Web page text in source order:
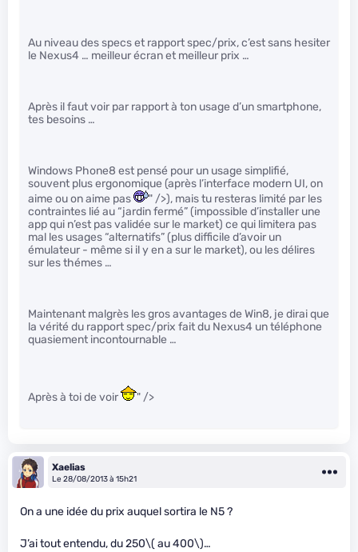
Au niveau des specs et rapport spec/prix, c’est sans hesiter
le Nexus4 … meilleur écran et meilleur prix …
Après il faut voir par rapport à ton usage d’un smartphone,
tes besoins …
Windows Phone8 est pensé pour un usage simplifié,
souvent plus ergonomique (après l’interface modern UI, on
aime ou on aime pas
" />), mais tu resteras limité par les
contraintes lié au “jardin fermé” (impossible d’installer une
app qui n’est pas validée sur le market) ce qui limitera pas
mal les usages “alternatifs” (plus difficile d’avoir un
émulateur - même si il y en a sur le market), ou les délires
sur les thémes …
Maintenant malgrès les gros avantages de Win8, je dirai que
la vérité du rapport spec/prix fait du Nexus4 un téléphone
quasiement incontournable …
Après à toi de voir " />
Xaelias
Le 28/08/2013 à 15h21
On a une idée du prix auquel sortira le N5 ?
J’ai tout entendu, du 250\( au 400\)…